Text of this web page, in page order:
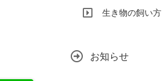
生き物の飼い方
お知らせ